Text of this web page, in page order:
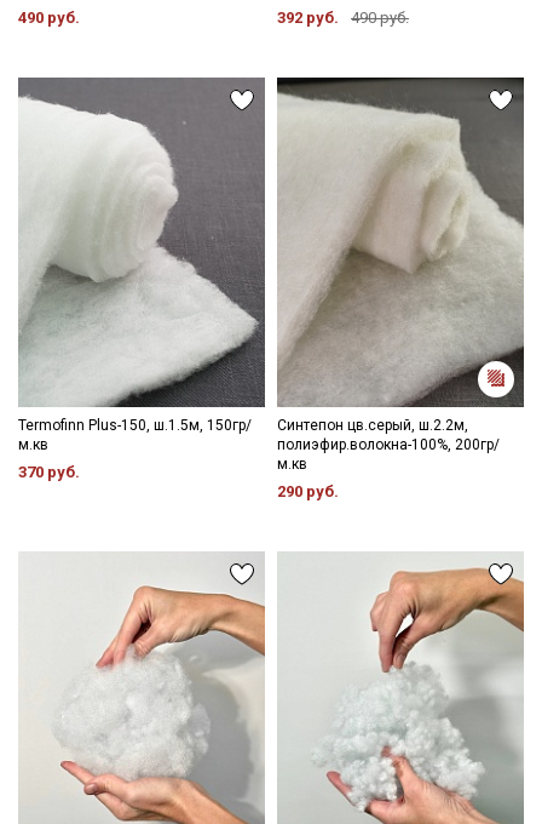
490 руб. 392 руб. 490 руб.
Termofinn Plus-150, ш.1.5м, 150гр/
м.кв
370 руб.
Синтепон цв.серый, ш.2.2м,
полиэфир.волокна-100%, 200гр/
м.кв
290 руб.